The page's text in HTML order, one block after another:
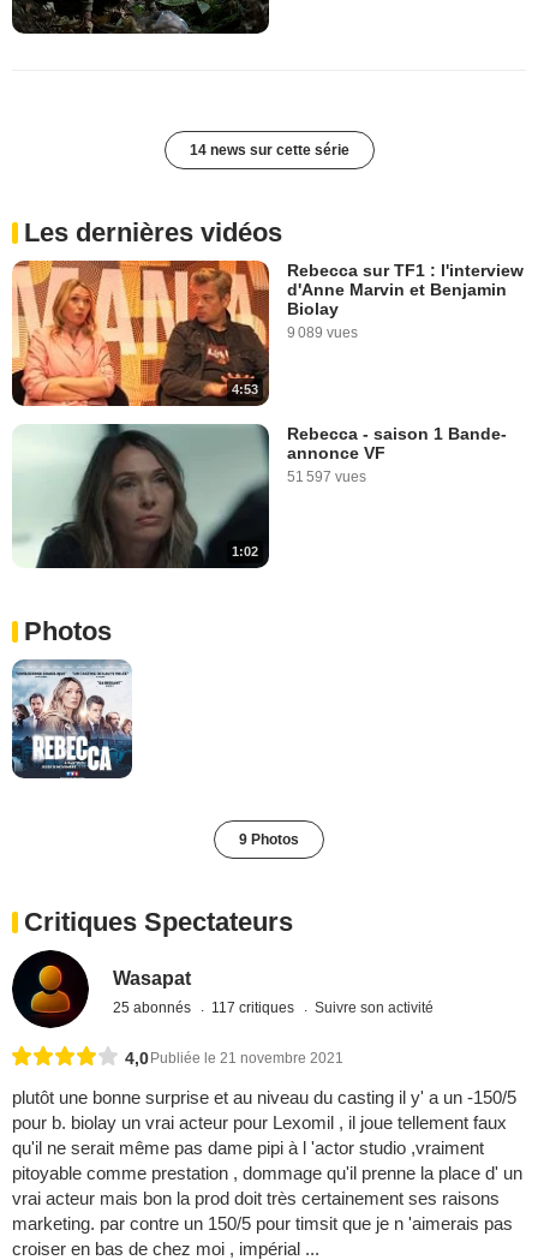
14 news sur cette série
Les dernières vidéos
4:53
Rebecca sur TF1 : l'interview
d'Anne Marvin et Benjamin
Biolay
9 089 vues
1:02
Rebecca - saison 1 Bande-
annonce VF
51 597 vues
Photos
9 Photos
Critiques Spectateurs
Wasapat
25 abonnés 117 critiques Suivre son activité
4,0Publiée le 21 novembre 2021
plutôt une bonne surprise et au niveau du casting il y' a un -150/5
pour b. biolay un vrai acteur pour Lexomil , il joue tellement faux
qu'il ne serait même pas dame pipi à l 'actor studio ,vraiment
pitoyable comme prestation , dommage qu'il prenne la place d' un
vrai acteur mais bon la prod doit très certainement ses raisons
marketing. par contre un 150/5 pour timsit que je n 'aimerais pas
croiser en bas de chez moi , impérial ...